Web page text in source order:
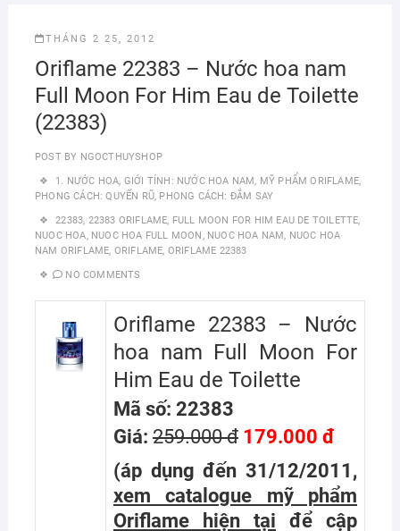
THÁNG 2 25, 2012
Oriflame 22383 – Nước hoa nam
Full Moon For Him Eau de Toilette
(22383)
POST BY NGOCTHUYSHOP
1. NƯỚC HOA, GIỚI TÍNH: NƯỚC HOA NAM, MỸ PHẨM ORIFLAME,
PHONG CÁCH: QUYẾN RŨ, PHONG CÁCH: ĐẮM SAY
22383, 22383 ORIFLAME, FULL MOON FOR HIM EAU DE TOILETTE,
NUOC HOA, NUOC HOA FULL MOON, NUOC HOA NAM, NUOC HOA
NAM ORIFLAME, ORIFLAME, ORIFLAME 22383
NO COMMENTS
Oriflame 22383 – Nước
hoa nam Full Moon For
Him Eau de Toilette
Mã số: 22383
Giá: 259.000 đ179.000 đ
(áp dụng đến 31/12/2011,
xem catalogue mỹ phẩm
Oriflame hiện tại
để cập